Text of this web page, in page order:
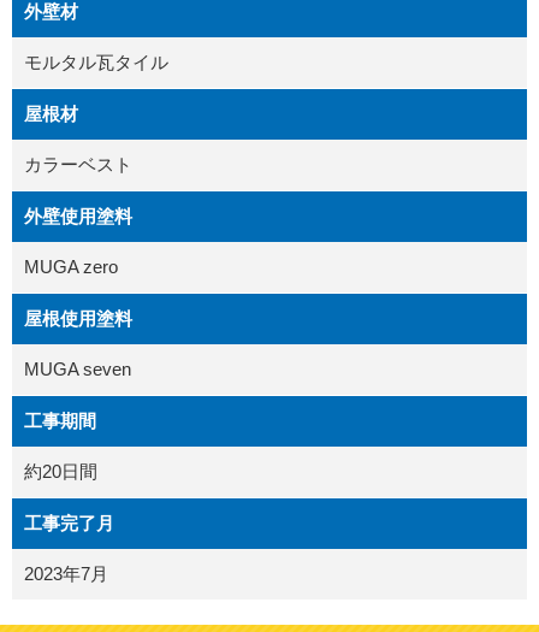
外壁材
モルタル瓦タイル
屋根材
カラーベスト
外壁使用塗料
MUGA zero
屋根使用塗料
MUGA seven
工事期間
約20日間
工事完了月
2023年7月